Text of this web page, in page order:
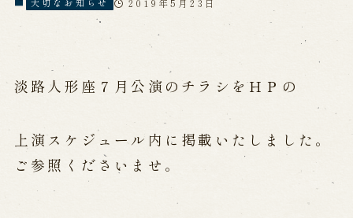
淡路人形座で研修した人々
淡路人形浄瑠璃を受け継いで
公演情報
公演カレンダー
開催中の公演
近日開催の公演
淡路人形座７月公演のチラシをＨＰの
上演スケジュール内に掲載いたしました。
ご参照くださいませ。